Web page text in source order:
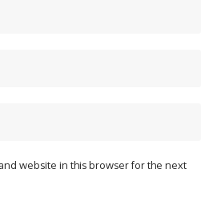
website in this browser for the next